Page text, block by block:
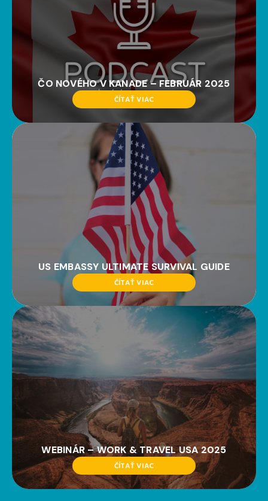
ČO NOVÉHO V KANADE – FEBRUÁR 2025
ČÍTAŤ VIAC
US EMBASSY ULTIMATE SURVIVAL GUIDE
ČÍTAŤ VIAC
WEBINÁR – WORK & TRAVEL USA 2025
ČÍTAŤ VIAC